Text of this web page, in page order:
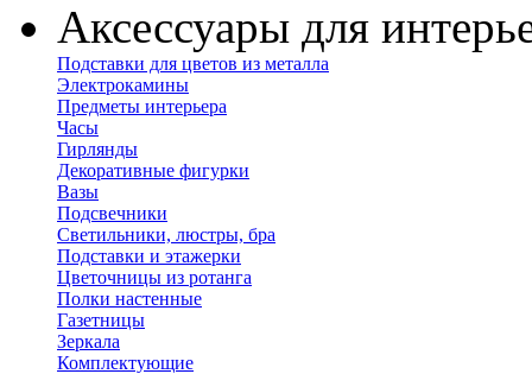
Аксессуары для
Подставки для цветов из металла
Электрокамины
Предметы интерьера
Часы
Гирлянды
Декоративные фигурки
Вазы
Подсвечники
Светильники, люстры, бра
Подставки и этажерки
Цветочницы из ротанга
Полки настенные
Газетницы
Зеркала
Комплектующие